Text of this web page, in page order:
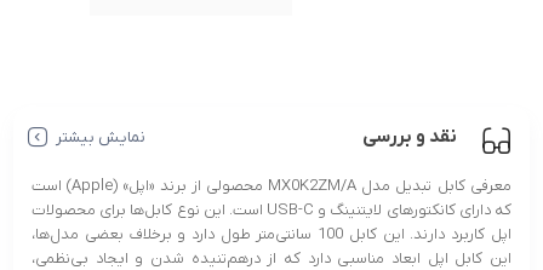
نقد و بررسی نمایش بیشتر
معرفی کابل تبدیل مدل MX0K2ZM/A محصولی از برند «اپل» (Apple) است
که دارای کانکتورهای لایتنینگ و USB-C است. این نوع کابل‌ها برای محصولات
اپل کاربرد دارند. این کابل 100 سانتی‌متر طول دارد و برخلاف بعضی مدل‌ها،
این کابل اپل ابعاد مناسبی دارد که از درهم‌تنیده شدن و ایجاد بی‌نظمی،